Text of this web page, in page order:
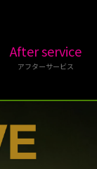
After service
アフターサービス